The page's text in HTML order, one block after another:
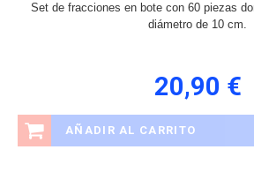
Set de fracciones en bote con 60 piezas
diámetro de 10 cm.
20,90 €
AÑADIR AL CARRITO